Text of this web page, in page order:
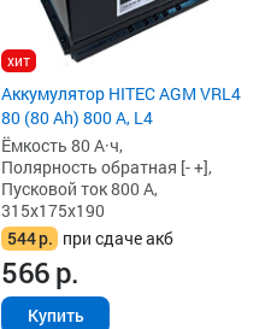
хит
Аккумулятор HITEC AGM VRL4
80 (80 Ah) 800 А, L4
Ёмкость 80 А·ч,
Полярность обратная [- +],
Пусковой ток 800 А,
315x175x190
544р. при сдаче акб
566р.
Купить